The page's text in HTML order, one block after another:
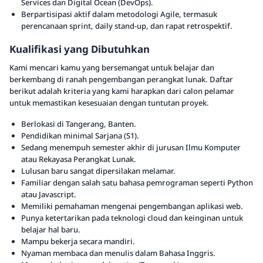
Services dan Digital Ocean (DevOps).
Berpartisipasi aktif dalam metodologi Agile, termasuk
perencanaan sprint, daily stand-up, dan rapat retrospektif.
Kualifikasi yang Dibutuhkan
Kami mencari kamu yang bersemangat untuk belajar dan
berkembang di ranah pengembangan perangkat lunak. Daftar
berikut adalah kriteria yang kami harapkan dari calon pelamar
untuk memastikan kesesuaian dengan tuntutan proyek.
Berlokasi di Tangerang, Banten.
Pendidikan minimal Sarjana (S1).
Sedang menempuh semester akhir di jurusan Ilmu Komputer
atau Rekayasa Perangkat Lunak.
Lulusan baru sangat dipersilakan melamar.
Familiar dengan salah satu bahasa pemrograman seperti Python
atau Javascript.
Memiliki pemahaman mengenai pengembangan aplikasi web.
Punya ketertarikan pada teknologi cloud dan keinginan untuk
belajar hal baru.
Mampu bekerja secara mandiri.
Nyaman membaca dan menulis dalam Bahasa Inggris.